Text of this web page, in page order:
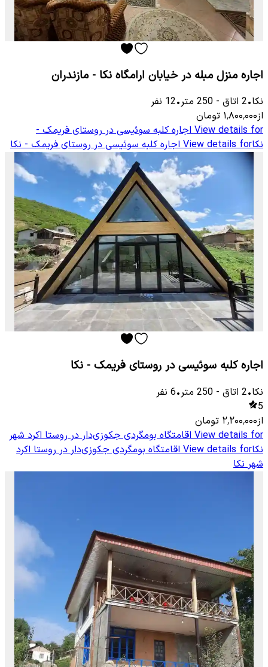
اجاره منزل مبله در خیابان ارامگاه نکا - مازندران
نکا•
2 اتاق -
250 متر•
12 نفر
از۱٬۸۰۰٬۰۰۰ تومان
View details for اجاره کلبه سوئیسی در روستای فریمک -
نکاView details for اجاره کلبه سوئیسی در روستای فریمک - نکا
اجاره کلبه سوئیسی در روستای فریمک - نکا
نکا•
2 اتاق -
250 متر•
6 نفر
5
از۲٬۲۰۰٬۰۰۰ تومان
View details for اقامتگاه بومگردی جکوزی‌دار در روستا اکرد شهر
نکاView details for اقامتگاه بومگردی جکوزی‌دار در روستا اکرد
شهر نکا